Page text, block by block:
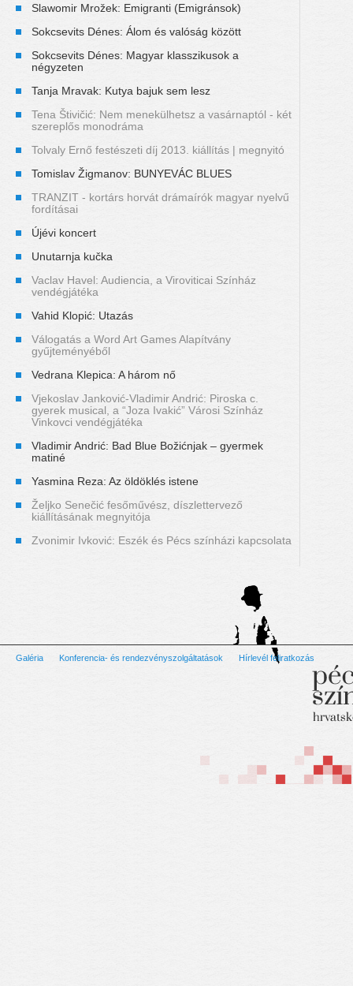
Slawomir Mrožek: Emigranti (Emigránsok)
Sokcsevits Dénes: Álom és valóság között
Sokcsevits Dénes: Magyar klasszikusok a
négyzeten
Tanja Mravak: Kutya bajuk sem lesz
Tena Štivičić: Nem menekülhetsz a vasárnaptól - két
szereplős monodráma
Tolvaly Ernő festészeti díj 2013. kiállítás | megnyitó
Tomislav Žigmanov: BUNYEVÁC BLUES
TRANZIT - kortárs horvát drámaírók magyar nyelvű
fordításai
Újévi koncert
Unutarnja kučka
Vaclav Havel: Audiencia, a Viroviticai Színház
vendégjátéka
Vahid Klopić: Utazás
Válogatás a Word Art Games Alapítvány
gyűjteményéből
Vedrana Klepica: A három nő
Vjekoslav Janković-Vladimir Andrić: Piroska c.
gyerek musical, a “Joza Ivakić” Városi Színház
Vinkovci vendégjátéka
Vladimir Andrić: Bad Blue Božićnjak – gyermek
matiné
Yasmina Reza: Az öldöklés istene
Željko Senečić fesőművész, díszlettervező
kiállításának megnyitója
Zvonimir Ivković: Eszék és Pécs színházi kapcsolata
Galéria Konferencia- és rendezvényszolgáltatások Hírlevél feliratkozás